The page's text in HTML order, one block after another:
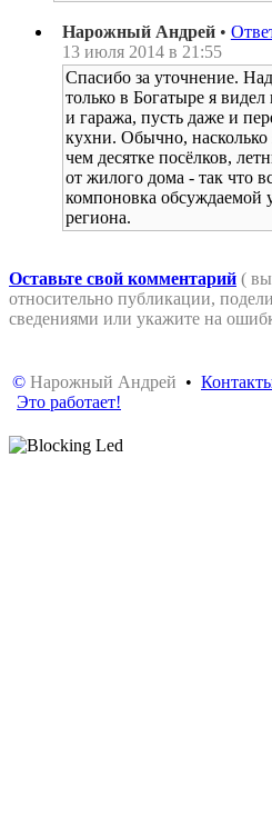
Нарожный Андрей •
13 июля 2014 в 21:55
Спасибо за уточнение.
только в Богатыре я
и гаража, пусть даже и
кухни. Обычно, насколько
чем десятке посёлков,
от жилого дома - так что
компоновка обсуждаемой
региона.
Оставьте свой комментарий (
относительно публикации,
сведениями или укажите на
© Нарожный Андрей •
Это работает!